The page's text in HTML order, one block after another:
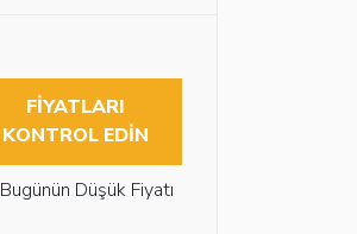
FIYATLARI
KONTROL EDIN
Bugünün Düşük Fiyatı